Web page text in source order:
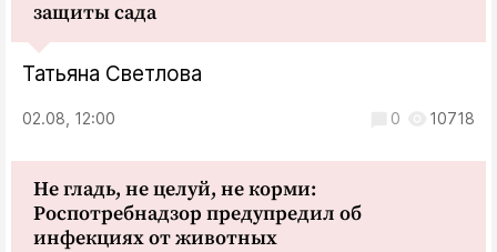
защиты сада
Татьяна Светлова
02.08, 12:00 0 10718
Не гладь, не целуй, не корми:
Роспотребнадзор предупредил об
инфекциях от животных